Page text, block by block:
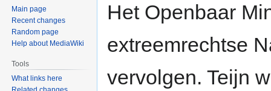
to
to
Het Openbaar
extreemrechtse
vervolgen. Teijn
Main page
Recent changes
Random page
Help about MediaWiki
Tools
What links here